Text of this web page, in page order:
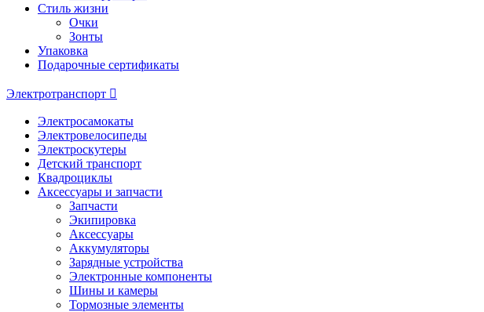
Стиль жизни
Очки
Зонты
Упаковка
Подарочные сертификаты
Электротранспорт
Электросамокаты
Электровелосипеды
Электроскутеры
Детский транспорт
Квадроциклы
Аксессуары и запчасти
Запчасти
Экипировка
Аксессуары
Аккумуляторы
Зарядные устройства
Электронные компоненты
Шины и камеры
Тормозные элементы